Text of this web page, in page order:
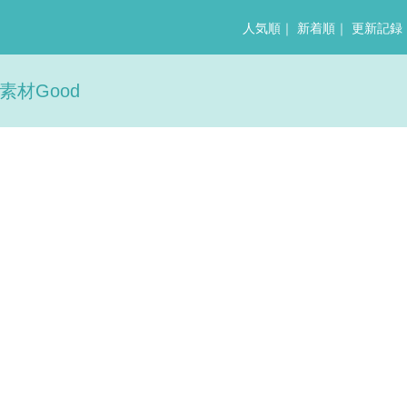
人気順 ｜ 新着順 ｜ 更新記録
材Good